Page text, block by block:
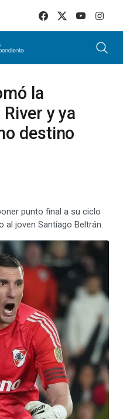
la
y ya
destino
punto final a su ciclo
al joven Santiago Beltrán.